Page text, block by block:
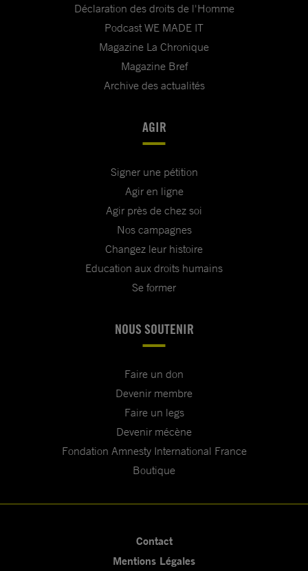
Déclaration des droits de l'Homme
Podcast WE MADE IT
Magazine La Chronique
Magazine Bref
Archive des actualités
AGIR
Signer une pétition
Agir en ligne
Agir près de chez soi
Nos campagnes
Changez leur histoire
Education aux droits humains
Se former
NOUS SOUTENIR
Faire un don
Devenir membre
Faire un legs
Devenir mécène
Fondation Amnesty International France
Boutique
Contact
Mentions Légales